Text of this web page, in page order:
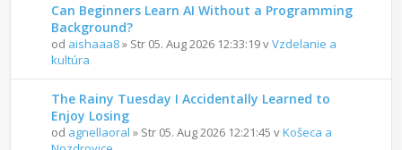
Can Beginners Learn AI Without a Programming
Background?
od aishaaa8» Str 05. Aug 2026 12:33:19 vVzdelanie a
kultúra
The Rainy Tuesday I Accidentally Learned to
Enjoy Losing
od agnellaoral » Str 05. Aug 2026 12:21:45 vKošeca a